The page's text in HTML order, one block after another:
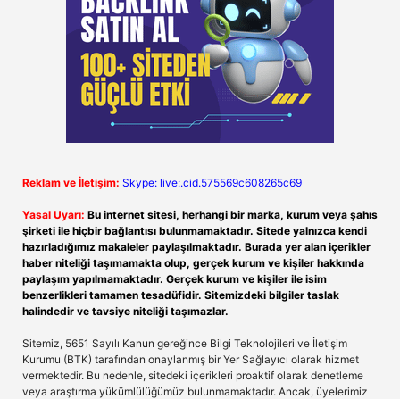
Reklam ve İletişim: Skype: live:.cid.575569c608265c69
Yasal Uyarı: Bu internet sitesi, herhangi bir marka, kurum veya şahıs
şirketi ile hiçbir bağlantısı bulunmamaktadır. Sitede yalnızca kendi
hazırladığımız makaleler paylaşılmaktadır. Burada yer alan içerikler
haber niteliği taşımamakta olup, gerçek kurum ve kişiler hakkında
paylaşım yapılmamaktadır. Gerçek kurum ve kişiler ile isim
benzerlikleri tamamen tesadüfidir. Sitemizdeki bilgiler taslak
halindedir ve tavsiye niteliği taşımazlar.
Sitemiz, 5651 Sayılı Kanun gereğince Bilgi Teknolojileri ve İletişim
Kurumu (BTK) tarafından onaylanmış bir Yer Sağlayıcı olarak hizmet
vermektedir. Bu nedenle, sitedeki içerikleri proaktif olarak denetleme
veya araştırma yükümlülüğümüz bulunmamaktadır. Ancak, üyelerimiz